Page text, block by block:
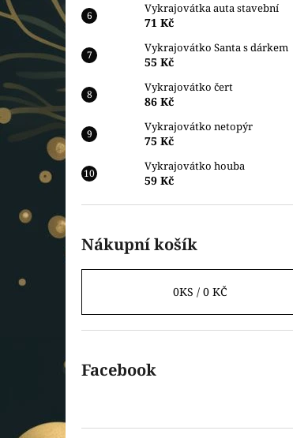
Vykrajovátka auta stavební
71 Kč
Vykrajovátko Santa s dárkem
55 Kč
Vykrajovátko čert
86 Kč
Vykrajovátko netopýr
75 Kč
Vykrajovátko houba
59 Kč
Nákupní košík
0KS / 0 KČ
Facebook